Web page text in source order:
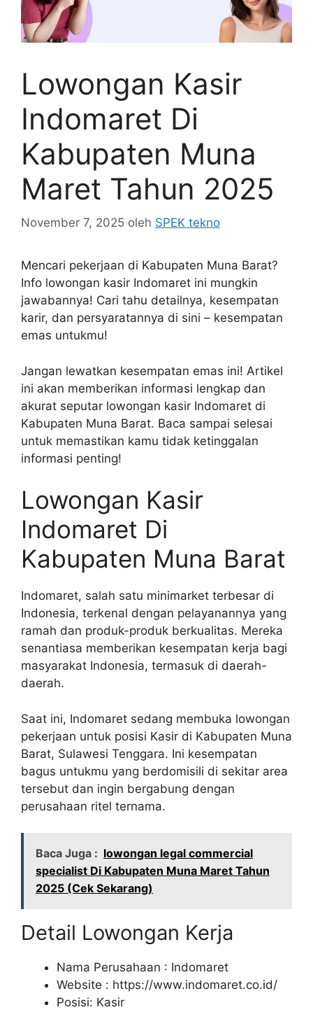
Lowongan Kasir
Indomaret Di
Kabupaten Muna
Maret Tahun 2025
November 7, 2025 oleh SPEK tekno
Mencari pekerjaan di Kabupaten Muna Barat?
Info lowongan kasir Indomaret ini mungkin
jawabannya! Cari tahu detailnya, kesempatan
karir, dan persyaratannya di sini – kesempatan
emas untukmu!
Jangan lewatkan kesempatan emas ini! Artikel
ini akan memberikan informasi lengkap dan
akurat seputar lowongan kasir Indomaret di
Kabupaten Muna Barat. Baca sampai selesai
untuk memastikan kamu tidak ketinggalan
informasi penting!
Lowongan Kasir
Indomaret Di
Kabupaten Muna Barat
Indomaret, salah satu minimarket terbesar di
Indonesia, terkenal dengan pelayanannya yang
ramah dan produk-produk berkualitas. Mereka
senantiasa memberikan kesempatan kerja bagi
masyarakat Indonesia, termasuk di daerah-
daerah.
Saat ini, Indomaret sedang membuka lowongan
pekerjaan untuk posisi Kasir di Kabupaten Muna
Barat, Sulawesi Tenggara. Ini kesempatan
bagus untukmu yang berdomisili di sekitar area
tersebut dan ingin bergabung dengan
perusahaan ritel ternama.
Baca Juga : lowongan legal commercial
specialist Di Kabupaten Muna Maret Tahun
2025 (Cek Sekarang)
Detail Lowongan Kerja
Nama Perusahaan : Indomaret
Website : https://www.indomaret.co.id/
Posisi: Kasir